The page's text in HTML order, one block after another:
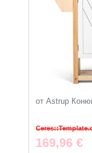
от Astrup
169,96 €